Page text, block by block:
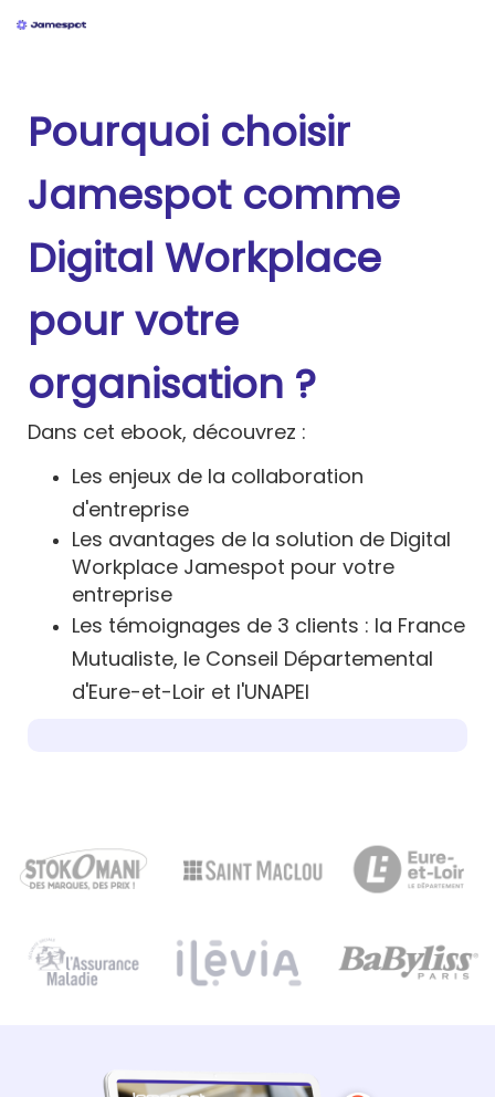
Pourquoi choisir
Jamespot comme
Digital Workplace
pour votre
organisation ?
Dans cet ebook, découvrez :
Les enjeux de la collaboration
d'entreprise
Les avantages de la solution de Digital
Workplace Jamespot pour votre
entreprise
Les témoignages de 3 clients : la France
Mutualiste, le Conseil Départemental
d'Eure-et-Loir et l'UNAPEI